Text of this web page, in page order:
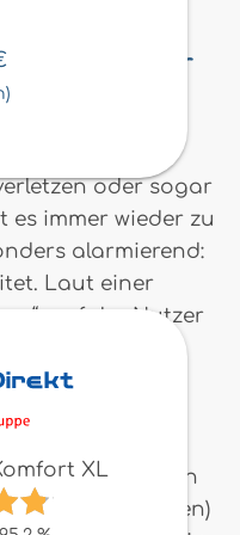
Giftköder
Gefahr für
absichtlich
oder sogar
immer wieder zu
alarmierend:
Laut einer
auf der Nutzer
melden
2021 und
1.056
(699
Meldungen), Köln
(246 Meldungen)
XL